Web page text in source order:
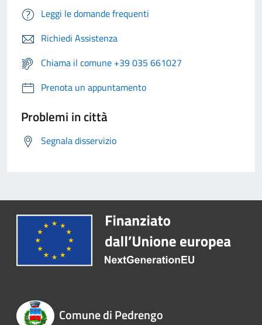
Leggi le domande frequenti
Richiedi Assistenza
Chiama il comune +39 035 661027
Prenota un appuntamento
Problemi in città
Segnala disservizio
Comune di Pedrengo